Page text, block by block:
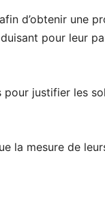
d’obtenir une
pour leur
justifier les
la mesure de